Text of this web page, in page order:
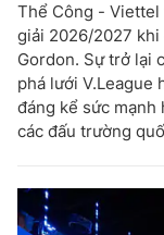
Thể Công -
giải 2026/2027
Gordon. Sự trở lại
phá lưới V.League
đáng kể sức
các đấu trường